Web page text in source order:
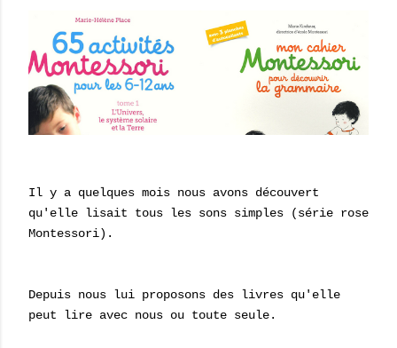
Il y a quelques mois nous avons découvert
qu'elle lisait tous les sons simples (série rose
Montessori).
Depuis nous lui proposons des livres qu'elle
peut lire avec nous ou toute seule.